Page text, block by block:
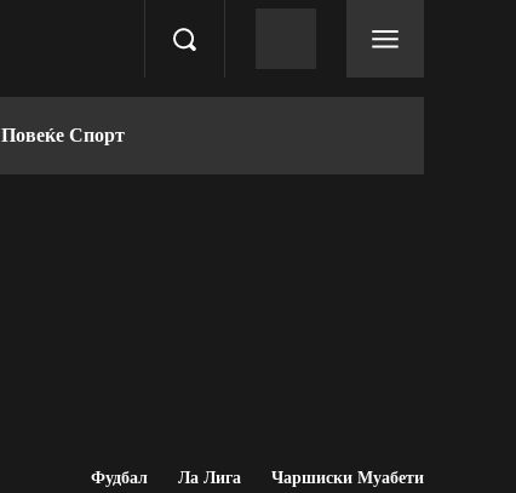
Повеќе Спорт
Фудбал Ла Лига Чаршиски Муабети